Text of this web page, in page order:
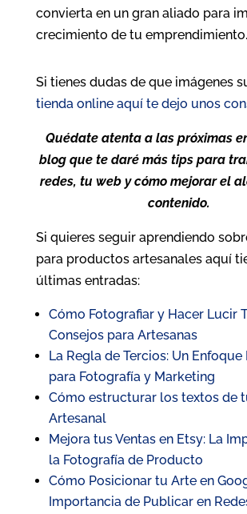
convierta en un gran aliado para
crecimiento de tu emprendimiento.
Si tienes dudas de que imágenes
tienda online aquí te dejo unos
Quédate atenta a las próximas
blog que te daré más tips para
redes, tu web y cómo mejorar el
contenido.
Si quieres seguir aprendiendo
para productos artesanales aquí
últimas entradas:
Cómo Fotografiar y Hacer Lucir
Consejos para Artesanas
La Regla de Tercios: Un Enfoque
para Fotografía y Marketing
Cómo estructurar los textos de
Artesanal
Mejora tus Ventas en Etsy: La
la Fotografía de Producto
Cómo Posicionar tu Arte en
Importancia de Publicar en